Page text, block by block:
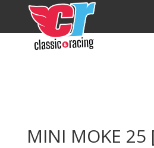
MINI MOKE 25